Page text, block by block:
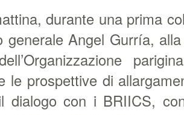
durante una prima
generale Angel Gurría,
le prospettive di
dialogo con i BRIICS,